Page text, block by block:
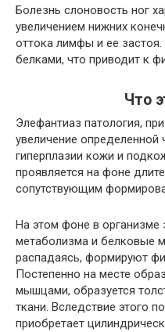
Болезнь слоновость ног
увеличением нижних
оттока лимфы и ее
белками, что приводит к
Что
Элефантиаз патология,
увеличение определенной
гиперплазии кожи и
проявляется на фоне
сопутствующим
На этом фоне в
метаболизма и белковые
распадаясь, формируют
Постепенно на месте
мышцами, образуется
ткани. Вследствие этого
приобретает